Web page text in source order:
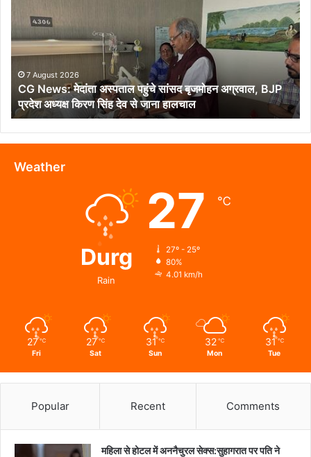
अस्पताल
पहुंचे
सांसद
बृजमोहन
अग्रवाल,
BJP
प्रदेश
अध्यक्ष
किरण
सिंह
देव
7 August 2026
CG News: मेदांता अस्पताल पहुंचे सांसद बृजमोहन अग्रवाल, BJP
प्रदेश अध्यक्ष किरण सिंह देव से जाना हालचाल
Weather
Durg
Rain
27 ℃
27º - 25º
80%
4.01 km/h
27 ℃
Fri
27 ℃
Sat
31 ℃
Sun
32 ℃
Mon
31 ℃
Tue
Popular Recent Comments
महिला से होटल में अननैचुरल सेक्स:सुहागरात पर पति ने